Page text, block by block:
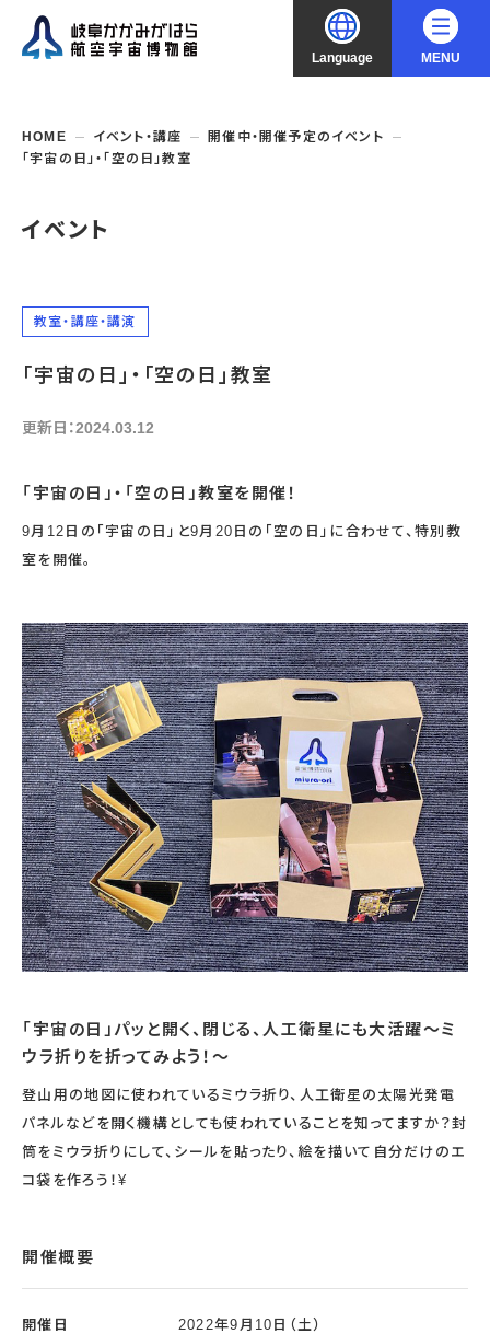
Language
中文（简化字）
中文（繁體字）
한국어
MENU
年間パスポート
フロアガイド
よくあるご質問
企画展
開催中・開催予定の企画展
常設展示
宇宙エリア
屋外展示
その他の展示
操縦シミュレーション体験
おすすめコース
イベント・講座
開催中・開催予定のイベント
教室・講座・講演
予約申し込み
これまでのイベント
博物館としての取組み
収蔵品検索
博物館実習
一般団体
福祉団体
学校・教育関係
教育プログラム
オンライン学習
アウトリーチ
お問い合わせ
HOME イベント・講座
開催中・開催予定のイベント
「宇宙の日」・「空の日」教室
イベント
教室・講座・講演
「宇宙の日」・「空の日」教室
更新日：2024.03.12
「宇宙の日」・「空の日」教室を開催！
9月12日の「宇宙の日」と9月20日の「空の日」に合わせて、特別教
室を開催。
「宇宙の日」パッと開く、閉じる、人工衛星にも大活躍～ミ
ウラ折りを折ってみよう！～
登山用の地図に使われているミウラ折り、人工衛星の太陽光発電
パネルなどを開く機構としても使われていることを知ってますか？封
筒をミウラ折りにして、シールを貼ったり、絵を描いて自分だけのエ
コ袋を作ろう！¥
開催概要
開催日 2022年9月10日（土）